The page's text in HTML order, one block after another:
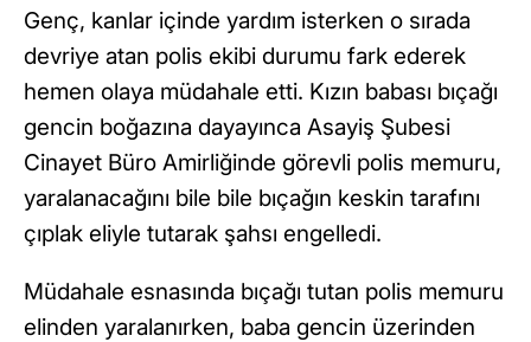
Genç, kanlar içinde yardım isterken o sırada
devriye atan polis ekibi durumu fark ederek
hemen olaya müdahale etti. Kızın babası bıçağı
gencin boğazına dayayınca Asayiş Şubesi
Cinayet Büro Amirliğinde görevli polis memuru,
yaralanacağını bile bile bıçağın keskin tarafını
çıplak eliyle tutarak şahsı engelledi.
Müdahale esnasında bıçağı tutan polis memuru
elinden yaralanırken, baba gencin üzerinden